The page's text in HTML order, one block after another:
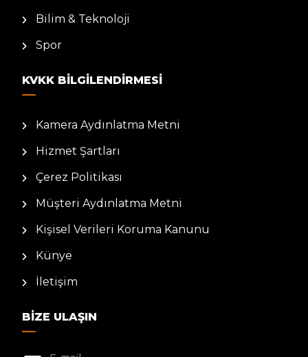
Bilim & Teknoloji
Spor
KVKK BILGILENDIRMESI
Kamera Aydınlatma Metni
Hizmet Şartları
Çerez Politikası
Müşteri Aydınlatma Metni
Kişisel Verileri Koruma Kanunu
Künye
İletişim
BIZE ULAŞIN